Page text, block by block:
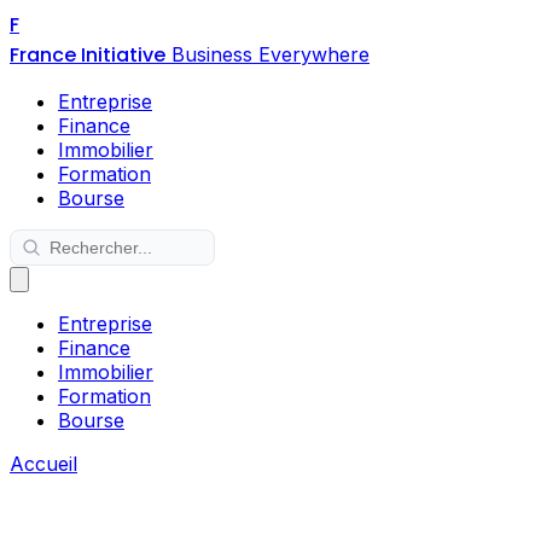
F
France Initiative Business Everywhere
Entreprise
Finance
Immobilier
Formation
Bourse
Entreprise
Finance
Immobilier
Formation
Bourse
Accueil